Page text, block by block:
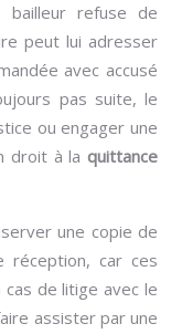
bailleur refuse de
peut lui adresser
avec accusé
pas suite, le
ou engager une
droit à la quittance
une copie de
réception, car ces
de litige avec le
assister par une